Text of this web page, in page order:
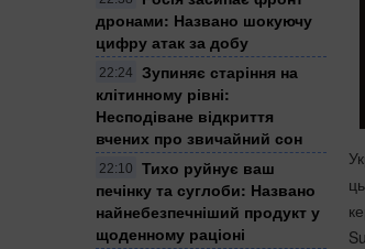
дронами: Названо шокуючу
цифру атак за добу
22:24
Зупиняє старіння на
клітинному рівні:
Несподіване відкриття
вчених про звичайний сон
22:10
Тихо руйнує ваш
печінку та суглоби: Названо
найнебезпечніший продукт у
щоденному раціоні